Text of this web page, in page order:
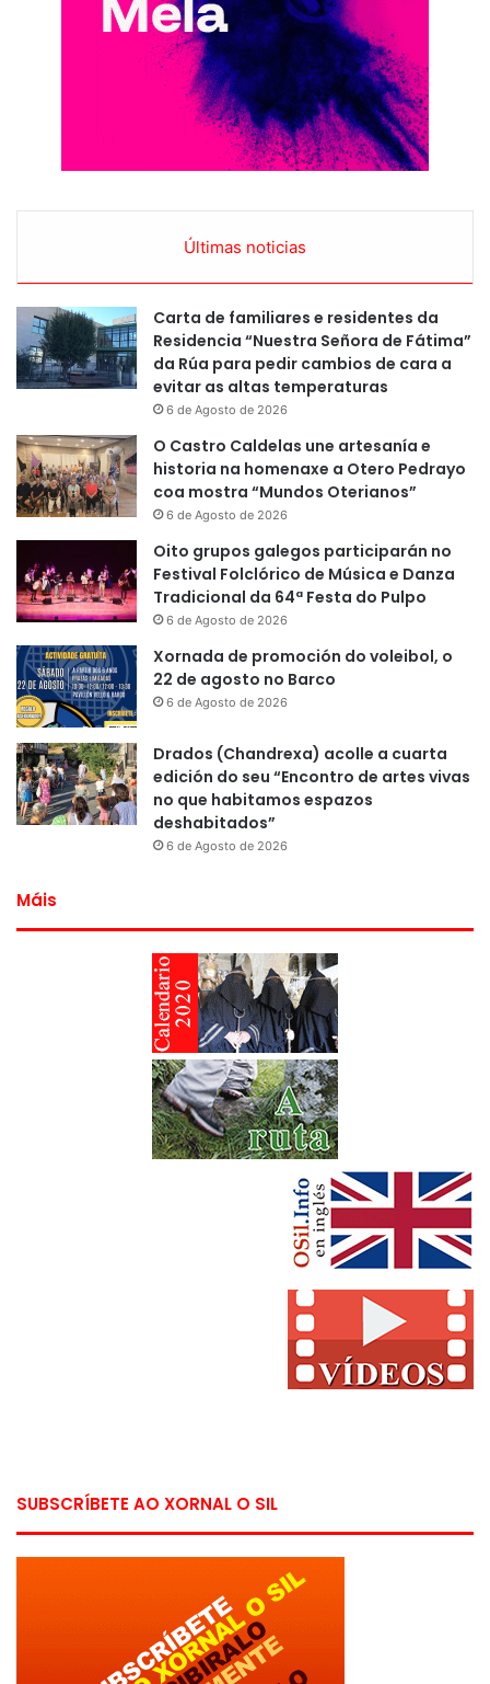
Últimas noticias
Carta de familiares e residentes da
Residencia “Nuestra Señora de Fátima”
da Rúa para pedir cambios de cara a
evitar as altas temperaturas
6 de Agosto de 2026
O Castro Caldelas une artesanía e
historia na homenaxe a Otero Pedrayo
coa mostra “Mundos Oterianos”
6 de Agosto de 2026
Oito grupos galegos participarán no
Festival Folclórico de Música e Danza
Tradicional da 64ª Festa do Pulpo
6 de Agosto de 2026
Xornada de promoción do voleibol, o
22 de agosto no Barco
6 de Agosto de 2026
Drados (Chandrexa) acolle a cuarta
edición do seu “Encontro de artes vivas
no que habitamos espazos
deshabitados”
6 de Agosto de 2026
Máis
SUBSCRÍBETE AO XORNAL O SIL